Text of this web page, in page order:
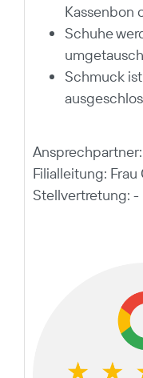
Kassenbon
Schuhe
Schmuck
Ansprechpartner:
Filialleitung: Frau
Stellvertretung: -